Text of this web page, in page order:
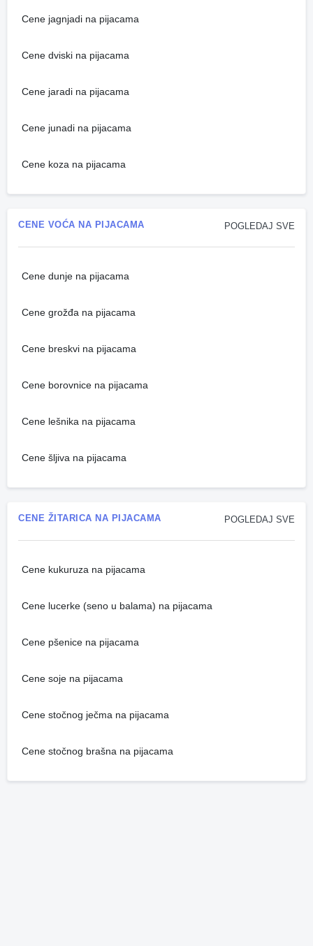
Cene jagnjadi na pijacama
Cene dviski na pijacama
Cene jaradi na pijacama
Cene junadi na pijacama
Cene koza na pijacama
POGLEDAJ SVE
CENE VOĆA NA PIJACAMA
Cene dunje na pijacama
Cene grožđa na pijacama
Cene breskvi na pijacama
Cene borovnice na pijacama
Cene lešnika na pijacama
Cene šljiva na pijacama
POGLEDAJ SVE
CENE ŽITARICA NA PIJACAMA
Cene kukuruza na pijacama
Cene lucerke (seno u balama) na pijacama
Cene pšenice na pijacama
Cene soje na pijacama
Cene stočnog ječma na pijacama
Cene stočnog brašna na pijacama